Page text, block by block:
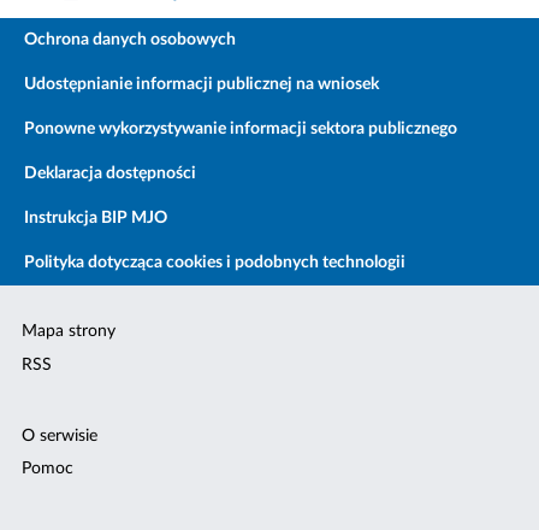
Ochrona danych osobowych
Udostępnianie informacji publicznej na wniosek
Ponowne wykorzystywanie informacji sektora publicznego
Deklaracja dostępności
Instrukcja BIP MJO
Polityka dotycząca cookies i podobnych technologii
Mapa strony
RSS
O serwisie
Pomoc